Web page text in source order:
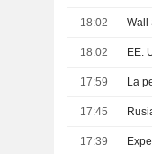
18:02
18:02
17:59
17:45
17:39